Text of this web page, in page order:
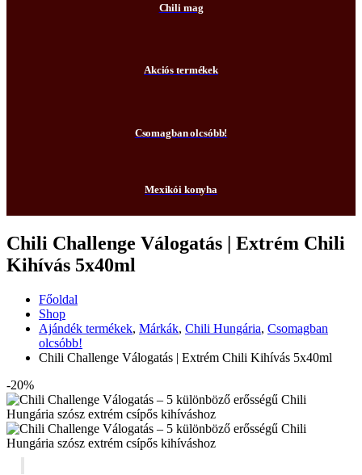
Chili mag
Akciós termékek
Csomagban olcsóbb!
Mexikói konyha
Chili Challenge Válogatás | Extrém Chili
Kihívás 5x40ml
Főoldal
Shop
Ajándék termékek, Márkák, Chili Hungária, Csomagban
olcsóbb!
Chili Challenge Válogatás | Extrém Chili Kihívás 5x40ml
-20%